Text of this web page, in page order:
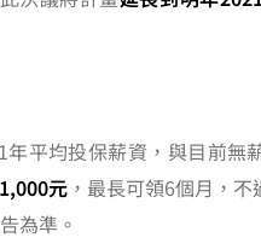
平均投保薪資，與目前無
元 ，最長可領6個月，
為準。